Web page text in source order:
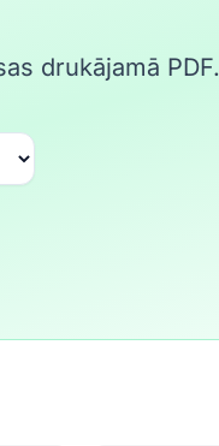
drukājamā PDF.